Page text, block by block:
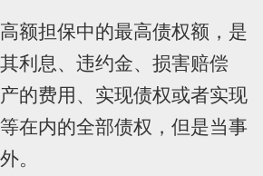
担保中的最高债权额，是
利息、违约金、损害赔偿
的费用、实现债权或者实现
在内的全部债权，但是当事
。